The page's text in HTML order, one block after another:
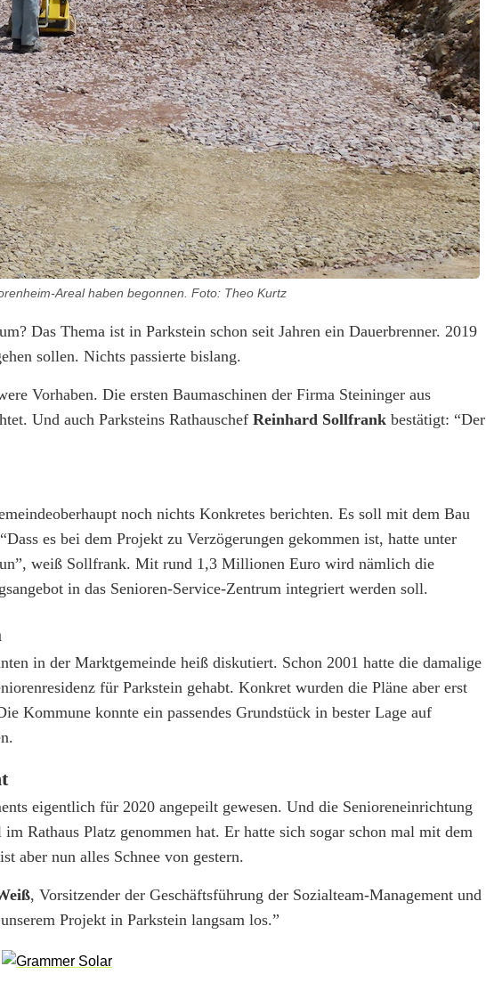
Areal haben begonnen. Foto: Theo Kurtz
Das Thema ist in Parkstein schon seit Jahren ein Dauerbrenner. 2019
sollen. Nichts passierte bislang.
Vorhaben. Die ersten Baumaschinen der Firma Steininger aus
Und auch Parksteins Rathauschef Reinhard Sollfrank bestätigt: “Der
noch nichts Konkretes berichten. Es soll mit dem Bau
es bei dem Projekt zu Verzögerungen gekommen ist, hatte unter
weiß Sollfrank. Mit rund 1,3 Millionen Euro wird nämlich die
in das Senioren-Service-Zentrum integriert werden soll.
in der Marktgemeinde heiß diskutiert. Schon 2001 hatte die damalige
für Parkstein gehabt. Konkret wurden die Pläne aber erst
Kommune konnte ein passendes Grundstück in bester Lage auf
eigentlich für 2020 angepeilt gewesen. Und die Senioreneinrichtung
Rathaus Platz genommen hat. Er hatte sich sogar schon mal mit dem
aber nun alles Schnee von gestern.
, Vorsitzender der Geschäftsführung der Sozialteam-Management und
Projekt in Parkstein langsam los.”